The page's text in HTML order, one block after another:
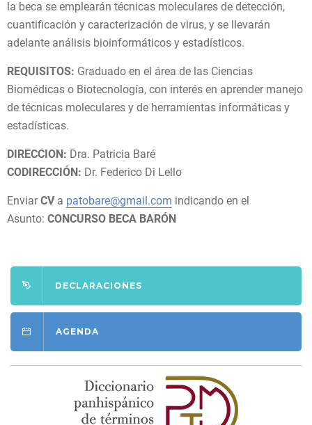
la beca se emplearán técnicas moleculares de detección,
cuantificación y caracterización de virus, y se llevarán
adelante análisis bioinformáticos y estadísticos.
REQUISITOS: Graduado en el área de las Ciencias
Biomédicas o Biotecnología, con interés en aprender manejo
de técnicas moleculares y de herramientas informáticas y
estadísticas.
DIRECCION: Dra. Patricia Baré
CODIRECCIÓN: Dr. Federico Di Lello
EnviarCVa patobare@gmail.com indicando en el
Asunto: CONCURSO BECA BARÓN
DECLARACIONES
AGENDA